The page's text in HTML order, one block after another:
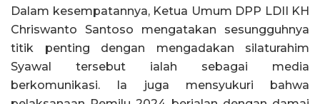
Dalam kesempatannya, Ketua Umum DPP LDII KH
Chriswanto Santoso mengatakan sesungguhnya
titik penting dengan mengadakan silaturahim
Syawal tersebut ialah sebagai media
berkomunikasi. Ia juga mensyukuri bahwa